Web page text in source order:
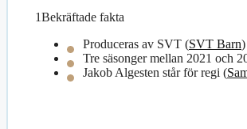
1Bekräftade fakta
Produceras av SVT (SVT Barn)
Tre säsonger mellan 2021 och
Jakob Algesten står för regi (